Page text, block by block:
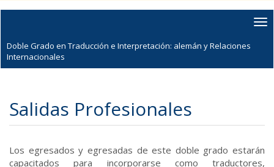
Doble Grado en Traducción e Interpretación: alemán y Relaciones
Internacionales
Salidas Profesionales
Los egresados y egresadas de este doble grado estarán
capacitados para incorporarse como traductores,